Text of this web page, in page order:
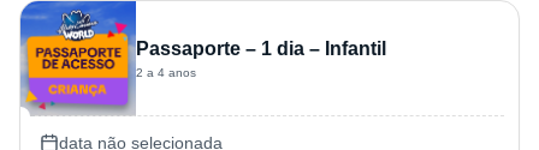
Passaporte – 1 dia – Infantil
2 a 4 anos
data não selecionada